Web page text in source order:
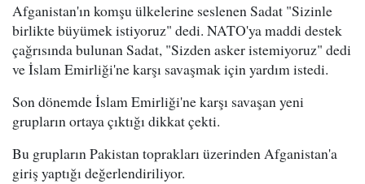
Afganistan'ın komşu ülkelerine seslenen Sadat "Sizinle
birlikte büyümek istiyoruz" dedi. NATO'ya maddi destek
çağrısında bulunan Sadat, "Sizden asker istemiyoruz" dedi
ve İslam Emirliği'ne karşı savaşmak için yardım istedi.
Son dönemde İslam Emirliği'ne karşı savaşan yeni
grupların ortaya çıktığı dikkat çekti.
Bu grupların Pakistan toprakları üzerinden Afganistan'a
giriş yaptığı değerlendiriliyor.